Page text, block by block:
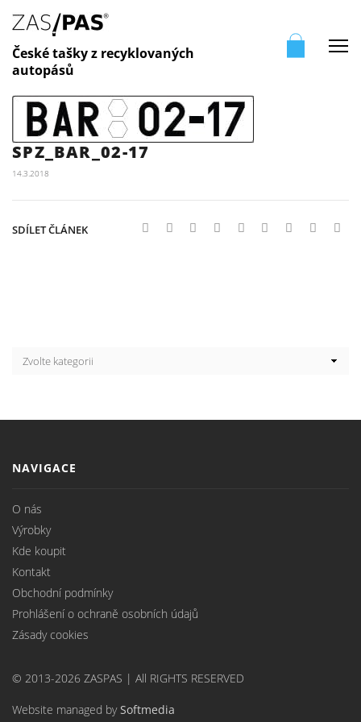
České tašky z recyklovaných
autopásů
SPZ_BAR_02-17
14.3.2018
SDÍLET ČLÁNEK
NAVIGACE
O nás
Výrobky
Kde koupit
Kontakt
Obchodní podmínky
Prohlášení o ochraně osobních údajů
Zásady cookies
© 2013-2026 ZASPAS | All RIGHTS RESERVED
Website managed bySoftmedia